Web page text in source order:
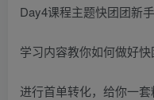
Day4课程主题快团团新
学习内容教你如何做好
进行首单转化，给你一套